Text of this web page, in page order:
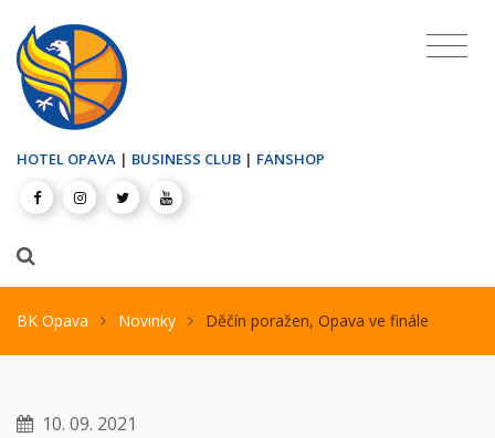
HOTEL OPAVA | BUSINESS CLUB | FANSHOP
BK Opava Novinky Děčín poražen, Opava ve finále
10. 09. 2021